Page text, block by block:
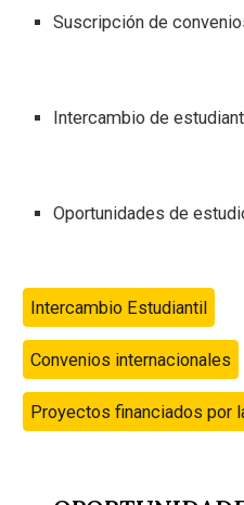
Suscripción de
Intercambio de
Oportunidades de
Intercambio Estudiantil
Convenios internacionales
Proyectos financiados por